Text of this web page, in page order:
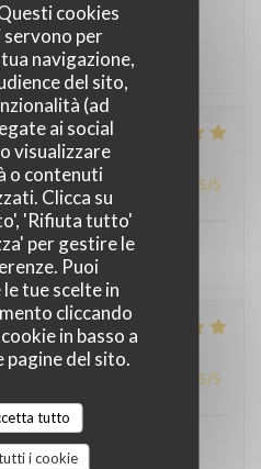
cookies
servono per
navigazione,
del sito,
(ad
ai social
visualizzare
o contenuti
Clicca su
'Rifiuta tutto'
per gestire le
Puoi
tue scelte in
cliccando
in basso a
pagine del sito.
tutto
i cookie
sont bien servis et surtout
la mousse au chocolat
Cucina: 5/5 Qualità / Prezzo 5/5
buonissima
5/5
où nous nous